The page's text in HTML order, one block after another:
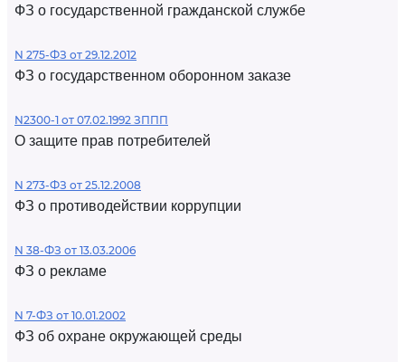
ФЗ о государственной гражданской службе
N 275-ФЗ от 29.12.2012
ФЗ о государственном оборонном заказе
N2300-1 от 07.02.1992 ЗППП
О защите прав потребителей
N 273-ФЗ от 25.12.2008
ФЗ о противодействии коррупции
N 38-ФЗ от 13.03.2006
ФЗ о рекламе
N 7-ФЗ от 10.01.2002
ФЗ об охране окружающей среды